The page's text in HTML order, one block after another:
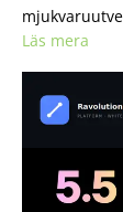
Läs mera